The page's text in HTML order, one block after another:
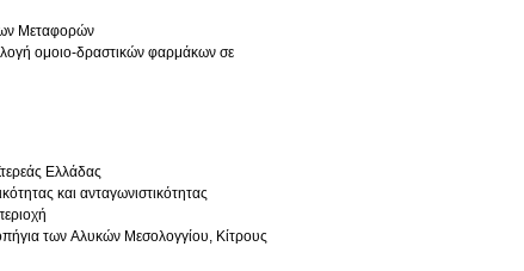
Μεταφορών
ομοιο-δραστικών φαρμάκων σε
Ελλάδας
και ανταγωνιστικότητας
των Αλυκών Μεσολογγίου, Κίτρους